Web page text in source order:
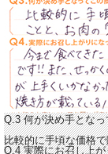
Q.3 何が決め手とな
比較的に手頃な価格
Q.4 実際にお召し上